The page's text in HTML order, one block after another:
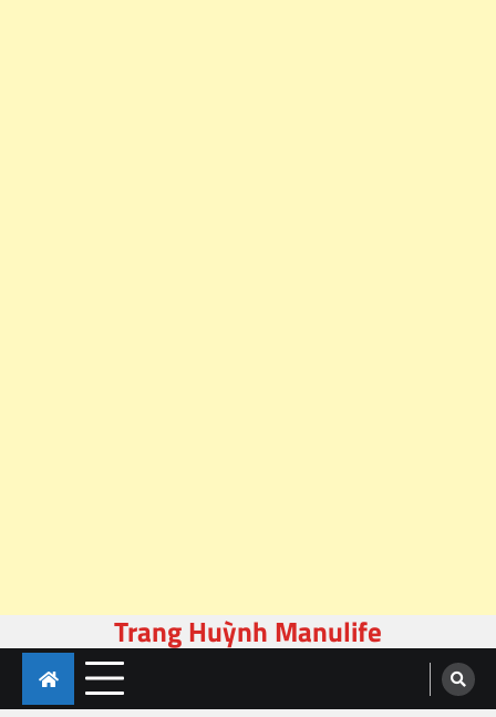
to
content
Trang Huỳnh Manulife